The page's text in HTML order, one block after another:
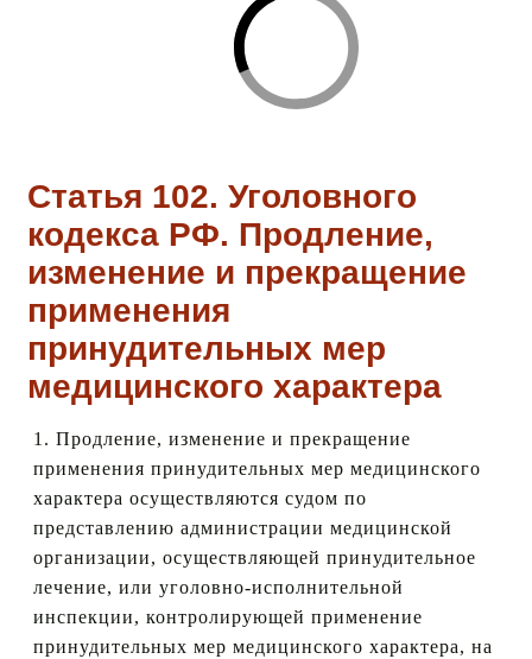
Статья 102. Уголовного
кодекса РФ. Продление,
изменение и прекращение
применения
принудительных мер
медицинского характера
1. Продление, изменение и прекращение
применения принудительных мер медицинского
характера осуществляются судом по
представлению администрации медицинской
организации, осуществляющей принудительное
лечение, или уголовно-исполнительной
инспекции, контролирующей применение
принудительных мер медицинского характера, на